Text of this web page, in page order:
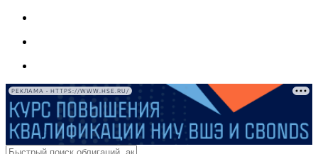
РЕКЛАМА • HTTPS://WWW.HSE.RU/